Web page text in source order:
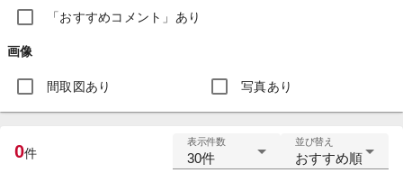
「おすすめコメント」あり
画像
間取図あり 写真あり
0件
表示件数
30件
並び替え
おすすめ順